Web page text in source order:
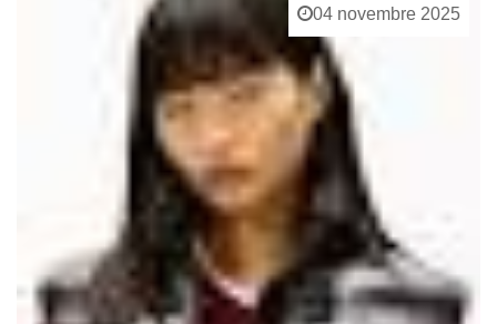
04 novembre 2025